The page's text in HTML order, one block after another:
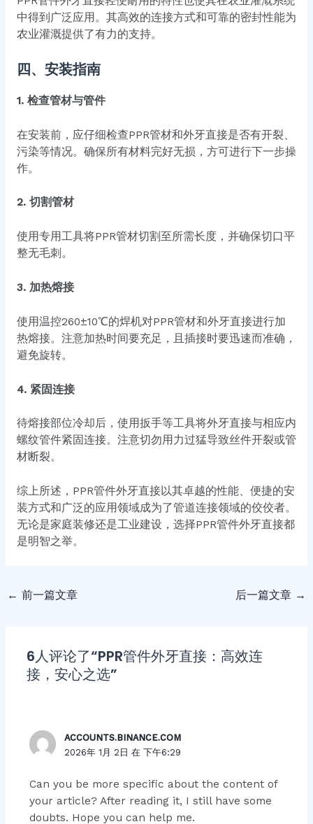
中得到广泛应用。其高效的连接方式和可靠的密封性能为
农业灌溉提供了有力的支持。
四、安装指南
1. 检查管材与管件
在安装前，应仔细检查PPR管材和外牙直接是否有开裂、
污染等情况。确保所有材料完好无损，方可进行下一步操
作。
2. 切割管材
使用专用工具将PPR管材切割至所需长度，并确保切口平
整无毛刺。
3. 加热熔接
使用温控260±10℃的焊机对PPR管材和外牙直接进行加
热熔接。注意加热时间要充足，且插接时要迅速而准确，
避免旋转。
4. 紧固连接
待熔接部位冷却后，使用扳手等工具将外牙直接与相应内
螺纹管件紧固连接。注意切勿用力过猛导致丝件开裂或管
材断裂。
综上所述，PPR管件外牙直接以其卓越的性能、便捷的安
装方式和广泛的应用领域成为了管道连接领域的佼佼者。
无论是家庭装修还是工业建设，选择PPR管件外牙直接都
是明智之举。
← 前一篇文章 后一篇文章 →
6人评论了“PPR管件外牙直接：高效连
接，安心之选”
ACCOUNTS.BINANCE.COM
2026年 1月 2日 在 下午6:29
Can you be more specific about the content of
your article? After reading it, I still have some
doubts. Hope you can help me.